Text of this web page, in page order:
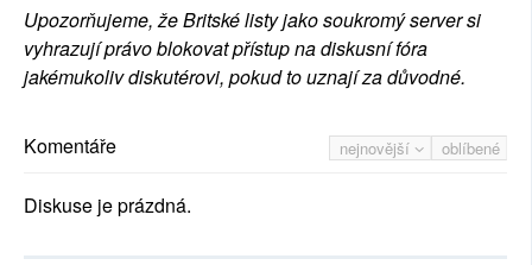
Upozorňujeme, že Britské listy jako soukromý server si
vyhrazují právo blokovat přístup na diskusní fóra
jakémukoliv diskutérovi, pokud to uznají za důvodné.
nejnovější oblíbené
Komentáře
Diskuse je prázdná.